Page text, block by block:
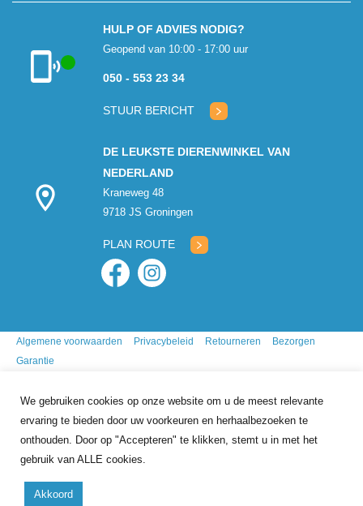
We gebruiken cookies op onze website om u de meest relevante
ervaring te bieden door uw voorkeuren en herhaalbezoeken te
onthouden. Door op "Accepteren" te klikken, stemt u in met het
gebruik van ALLE cookies.
Akkoord
Klantenservice
HULP OF ADVIES NODIG?
Geopend van 10:00 - 17:00 uur
050 - 553 23 34
STUUR BERICHT
DE LEUKSTE DIERENWINKEL VAN
NEDERLAND
Kraneweg 48
9718 JS Groningen
PLAN ROUTE
Algemene voorwaarden Privacybeleid Retourneren
Bezorgen
Garantie